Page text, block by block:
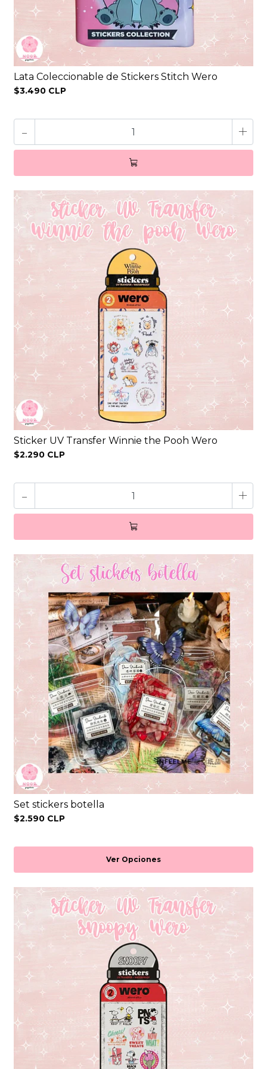
Lata Coleccionable de Stickers Stitch Wero
$3.490 CLP
- +
Sticker UV Transfer Winnie the Pooh Wero
$2.290 CLP
- +
Set stickers botella
$2.590 CLP
Ver Opciones